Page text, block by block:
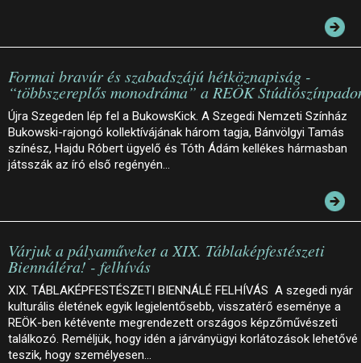
Formai bravúr és szabadszájú hétköznapiság -
“többszereplős monodráma” a REÖK
Újra Szegeden lép fel a BukowsKick. A Szegedi Nemzeti Színház
Bukowski-rajongó kollektívájának három tagja, Bánvölgyi Tamás
színész, Hajdu Róbert ügyelő és Tóth Ádám kellékes hármasban
játsszák az író első regényén…
Várjuk a pályaműveket a XIX. Táblaképfestészeti
Biennáléra! - felhívás
XIX. TÁBLAKÉPFESTÉSZETI BIENNÁLÉ FELHÍVÁS A szegedi nyár
kulturális életének egyik legjelentősebb, visszatérő eseménye a
REÖK-ben kétévente megrendezett országos képzőművészeti
találkozó. Reméljük, hogy idén a járványügyi korlátozások lehetővé
teszik, hogy személyesen…